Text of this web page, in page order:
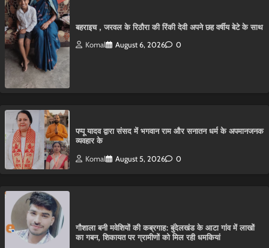
बहराइच , जरवल के रिठौरा की रिंकी देवी अपने छह वर्षीय बेटे के साथ
Komal August 6, 2026 0
पप्पू यादव द्वारा संसद में भगवान राम और सनातन धर्म के अपमानजनक
व्यवहार के
Komal August 5, 2026 0
गौशाला बनी मवेशियों की कब्रगाह: बुंदेलखंड के आटा गांव में लाखों
का गबन, शिकायत पर ग्रामीणों को मिल रही धमकियां